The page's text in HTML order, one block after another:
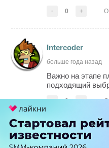
- 0 +
Intercoder
больше года назад
Важно на этапе
подходящий
- 0 +